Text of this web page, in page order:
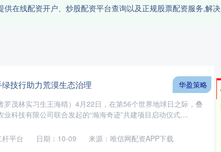
在线配资开户、炒股配资平台查询以及正规股票配资服务,解
技行助力荒漠生态治理
罗茂林实习生王海晴）4月22日，在第56个世界地球日之际，叠
科技有限公司联合发起的“瀚海奇迹”共建项目启动仪式....
华盈策略
日期：10-09 来源：唯信网配资APP下载
平台